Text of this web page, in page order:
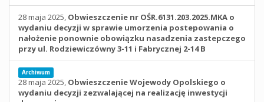
28 maja 2025, Obwieszczenie nr OŚR.6131.203.2025.MKA o
wydaniu decyzji w sprawie umorzenia postepowania o
nałożenie ponownie obowiązku nasadzenia zastepczego
przy ul. Rodziewiczówny 3-11 i Fabrycznej 2-14 B
Archiwum
28 maja 2025, Obwieszczenie Wojewody Opolskiego o
wydaniu decyzji zezwalającej na realizację inwestycji